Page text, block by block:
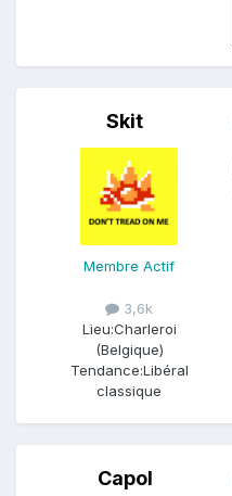
Skit
Membre Actif
3,6k
Lieu:Charleroi
(Belgique)
Tendance:Libéral
classique
Capol